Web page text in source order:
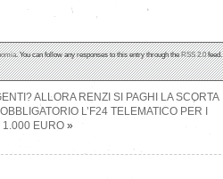
. You can follow any responses to this entry through theRSS 2.0feed.
ALLORA RENZI SI PAGHI LA SCORTA
L’F24 TELEMATICO PER I
1.000 EURO»